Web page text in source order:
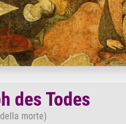
des Todes
morte)